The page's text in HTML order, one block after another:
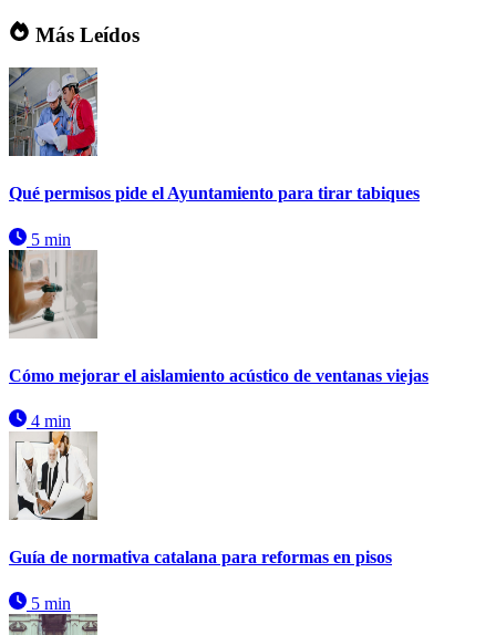
Más Leídos
Qué permisos pide el Ayuntamiento para tirar tabiques
5 min
Cómo mejorar el aislamiento acústico de ventanas viejas
4 min
Guía de normativa catalana para reformas en pisos
5 min